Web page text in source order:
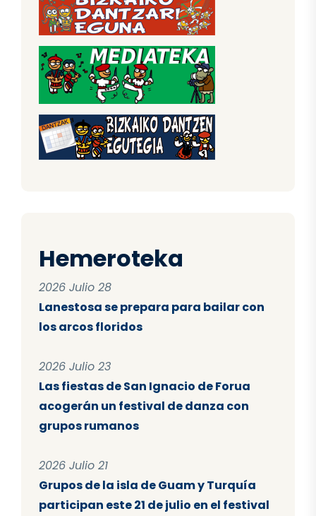
Hemeroteka
2026 Julio 28
Lanestosa se prepara para bailar con
los arcos floridos
2026 Julio 23
Las fiestas de San Ignacio de Forua
acogerán un festival de danza con
grupos rumanos
2026 Julio 21
Grupos de la isla de Guam y Turquía
participan este 21 de julio en el festival